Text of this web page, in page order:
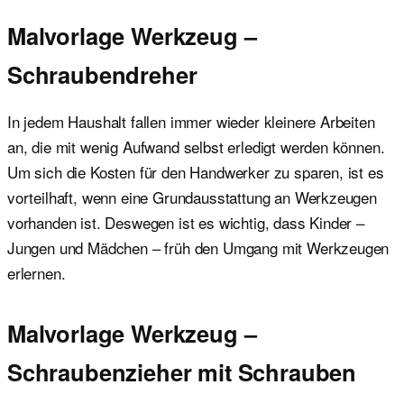
Malvorlage Werkzeug –
Schraubendreher
In jedem Haushalt fallen immer wieder kleinere Arbeiten
an, die mit wenig Aufwand selbst erledigt werden können.
Um sich die Kosten für den Handwerker zu sparen, ist es
vorteilhaft, wenn eine Grundausstattung an Werkzeugen
vorhanden ist. Deswegen ist es wichtig, dass Kinder –
Jungen und Mädchen – früh den Umgang mit Werkzeugen
erlernen.
Malvorlage Werkzeug –
Schraubenzieher mit Schrauben